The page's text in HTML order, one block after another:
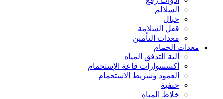
السلالم
حبال
قفل السلامة
معدات التأمين
معدات الحمام
آلية التدفق المياه
أكسسوارات قاعة الإستحمام
العمود وشريط الاستحمام
حنفية
خلاط المياه